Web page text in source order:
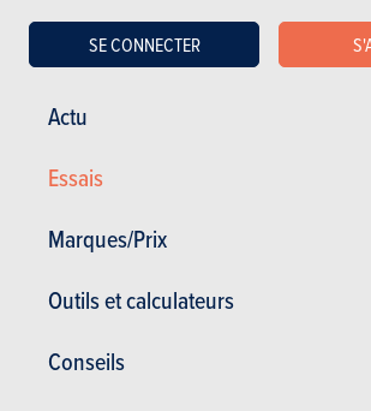
Actu
Essais
Marques/Prix
Outils et calculateurs
Conseils
SE CONNECTER
coup, la vitesse d'extraction de la courbe
manquait à la version 240 ch, légèrement sous-
dorénavant parfaite avec les 300 ch et les 400
est plus en rapport avec l'agressivité qui s'en
à se montrer déraisonnable, autant aller au bout